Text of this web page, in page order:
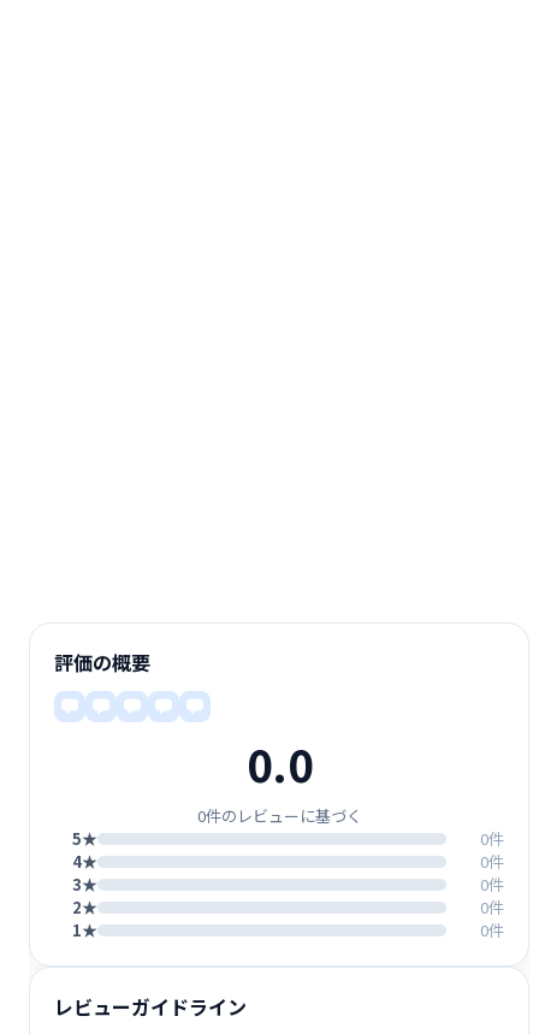
評価の概要
0.0
0件のレビューに基づく
5★
0件
4★
0件
3★
0件
2★
0件
1★
0件
レビューガイドライン